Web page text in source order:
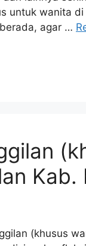
untuk wanita
agar …
Kab.
(khusus